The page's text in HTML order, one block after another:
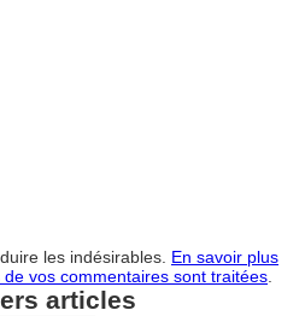
les indésirables. En savoir plus
vos commentaires sont traitées
articles